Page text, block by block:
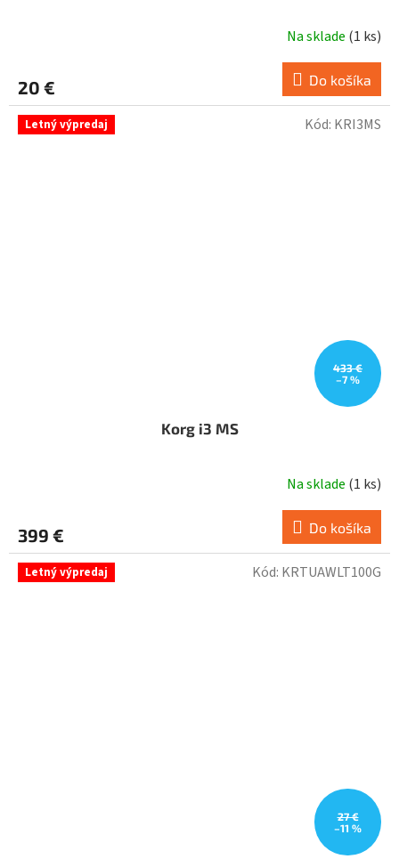
Na sklade (1 ks)
20 € Do košíka
Letný výpredaj
433 €
–7 %
Korg i3 MS
Na sklade (1 ks)
399 € Do košíka
Kód: KRI3MS
Letný výpredaj
27 €
–11 %
Kód: KRTUAWLT100G